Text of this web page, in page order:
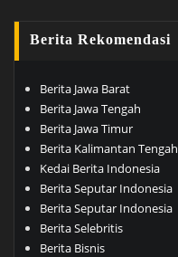
Berita Rekomendasi
Berita Jawa Barat
Berita Jawa Tengah
Berita Jawa Timur
Berita Kalimantan Tengah
Kedai Berita Indonesia
Berita Seputar Indonesia
Berita Seputar Indonesia
Berita Selebritis
Berita Bisnis